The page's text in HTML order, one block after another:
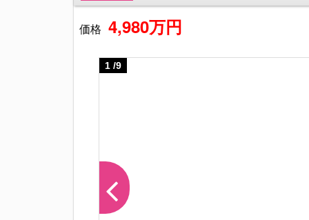
価格 4,980万円
1 /9